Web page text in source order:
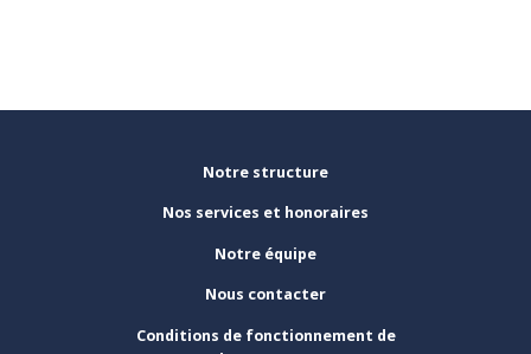
Notre structure
Nos services et honoraires
Notre équipe
Nous contacter
Conditions de fonctionnement de